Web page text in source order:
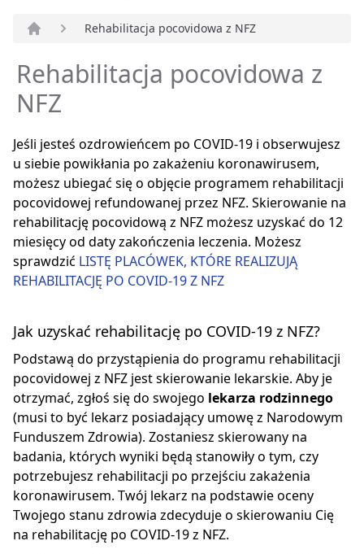
Rehabilitacja pocovidowa z NFZ
Rehabilitacja pocovidowa z
NFZ
Jeśli jesteś ozdrowieńcem po COVID-19 i obserwujesz
u siebie powikłania po zakażeniu koronawirusem,
możesz ubiegać się o objęcie programem rehabilitacji
pocovidowej refundowanej przez NFZ. Skierowanie na
rehabilitację pocovidową z NFZ możesz uzyskać do 12
miesięcy od daty zakończenia leczenia. Możesz
sprawdzić LISTĘ PLACÓWEK, KTÓRE REALIZUJĄ
REHABILITACJĘ PO COVID-19 Z NFZ
Jak uzyskać rehabilitację po COVID-19 z NFZ?
Podstawą do przystąpienia do programu rehabilitacji
pocovidowej z NFZ jest skierowanie lekarskie. Aby je
otrzymać, zgłoś się do swojego lekarza rodzinnego
(musi to być lekarz posiadający umowę z Narodowym
Funduszem Zdrowia). Zostaniesz skierowany na
badania, których wyniki będą stanowiły o tym, czy
potrzebujesz rehabilitacji po przejściu zakażenia
koronawirusem. Twój lekarz na podstawie oceny
Twojego stanu zdrowia zdecyduje o skierowaniu Cię
na rehabilitację po COVID-19 z NFZ.